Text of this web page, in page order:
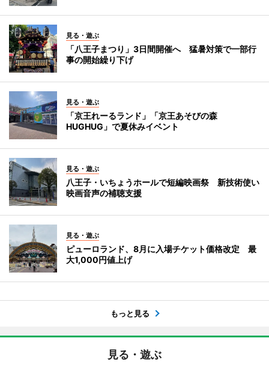
見る・遊ぶ
「八王子まつり」3日間開催へ 猛暑対策で一部行
事の開始繰り下げ
見る・遊ぶ
「京王れーるランド」「京王あそびの森
HUGHUG」で夏休みイベント
見る・遊ぶ
八王子・いちょうホールで短編映画祭 新技術使い
映画音声の補聴支援
見る・遊ぶ
ピューロランド、8月に入場チケット価格改定 最
大1,000円値上げ
もっと見る
見る・遊ぶ